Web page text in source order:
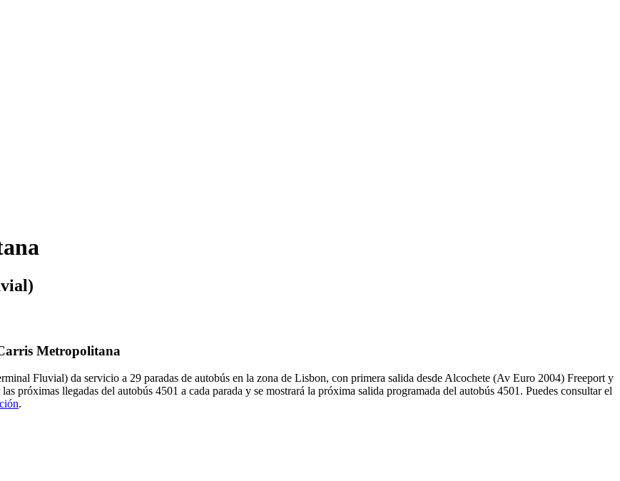
Metropolitana
Fluvial) da servicio a 29 paradas de autobús en la zona de Lisbon, con primera salida desde Alcochete (Av Euro 2004) Freeport y
próximas llegadas del autobús 4501 a cada parada y se mostrará la próxima salida programada del autobús 4501. Puedes consultar el
.